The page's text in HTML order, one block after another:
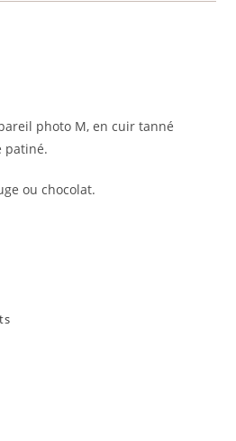
photo M, en cuir tanné
patiné.
ou chocolat.